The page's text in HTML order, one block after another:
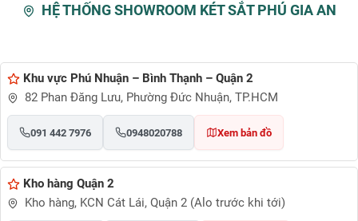
HỆ THỐNG SHOWROOM KÉT SẮT PHÚ GIA AN
Khu vực Phú Nhuận – Bình Thạnh – Quận 2
82 Phan Đăng Lưu, Phường Đức Nhuận, TP.HCM
091 442 7976 0948020788 Xem bản đồ
Kho hàng Quận 2
Kho hàng, KCN Cát Lái, Quận 2 (Alo trước khi tới)